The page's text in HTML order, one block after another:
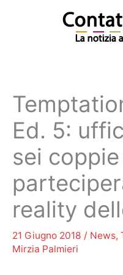
Ed. 5:
sei
reality
21 Giugno 2018 / News,
Mirzia Palmieri